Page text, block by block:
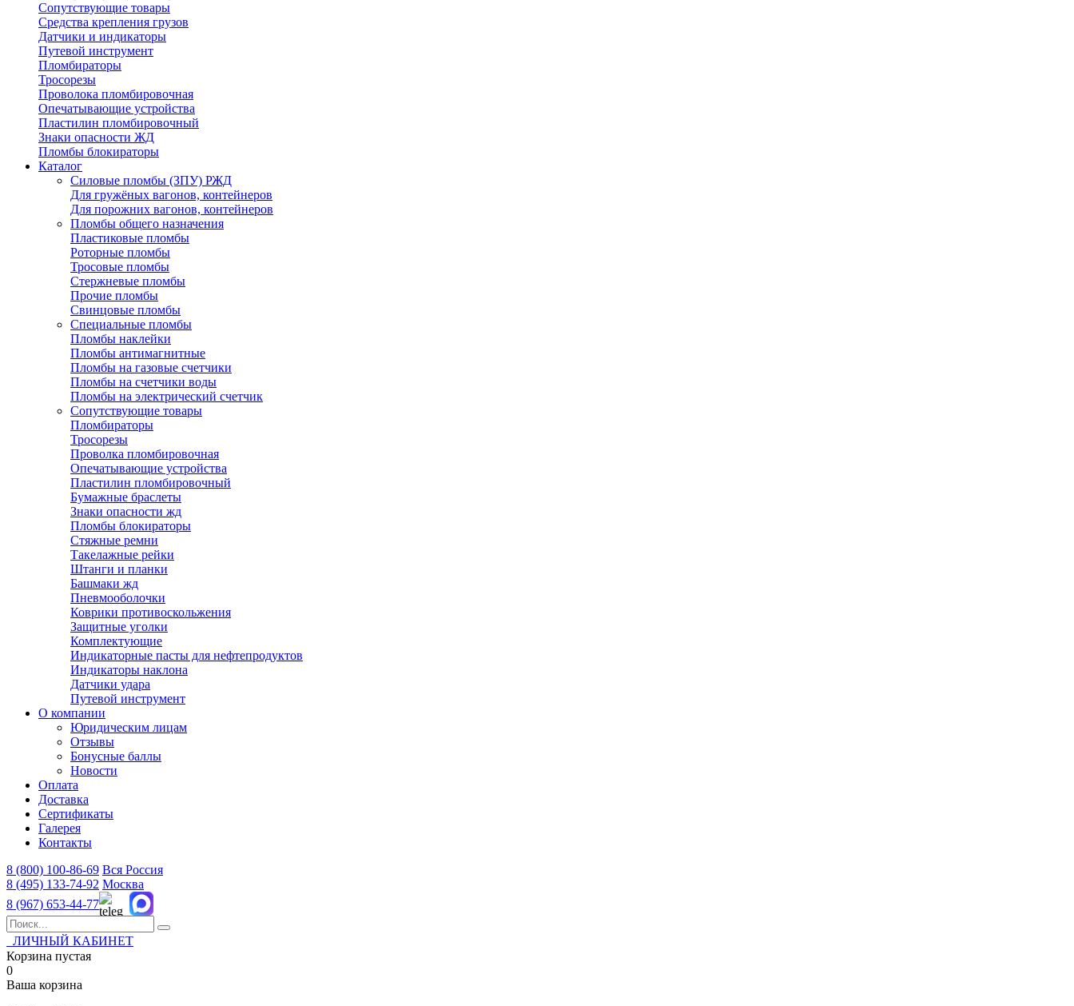
Сопутствующие товары
Средства крепления грузов
Датчики и индикаторы
Путевой инструмент
Пломбираторы
Тросорезы
Проволока пломбировочная
Опечатывающие устройства
Пластилин пломбировочный
Знаки опасности ЖД
Пломбы блокираторы
Каталог
Силовые пломбы (ЗПУ) РЖД
Для гружёных вагонов, контейнеров
Для порожних вагонов, контейнеров
Пломбы общего назначения
Пластиковые пломбы
Роторные пломбы
Тросовые пломбы
Стержневые пломбы
Прочие пломбы
Свинцовые пломбы
Специальные пломбы
Пломбы наклейки
Пломбы антимагнитные
Пломбы на газовые счетчики
Пломбы на счетчики воды
Пломбы на электрический счетчик
Сопутствующие товары
Пломбираторы
Тросорезы
Проволка пломбировочная
Опечатывающие устройства
Пластилин пломбировочный
Бумажные браслеты
Знаки опасности жд
Пломбы блокираторы
Стяжные ремни
Такелажные рейки
Штанги и планки
Башмаки жд
Пневмооболочки
Коврики противоскольжения
Защитные уголки
Комплектующие
Индикаторные пасты для нефтепродуктов
Индикаторы наклона
Датчики удара
Путевой инструмент
О компании
Юридическим лицам
Отзывы
Бонусные баллы
Новости
Оплата
Доставка
Сертификаты
Галерея
Контакты
8 (800) 100-86-69 Вся Россия
8 (495) 133-74-92 Москва
8 (967) 653-44-77
ЛИЧНЫЙ КАБИНЕТ
Корзина пустая
0
Ваша корзина